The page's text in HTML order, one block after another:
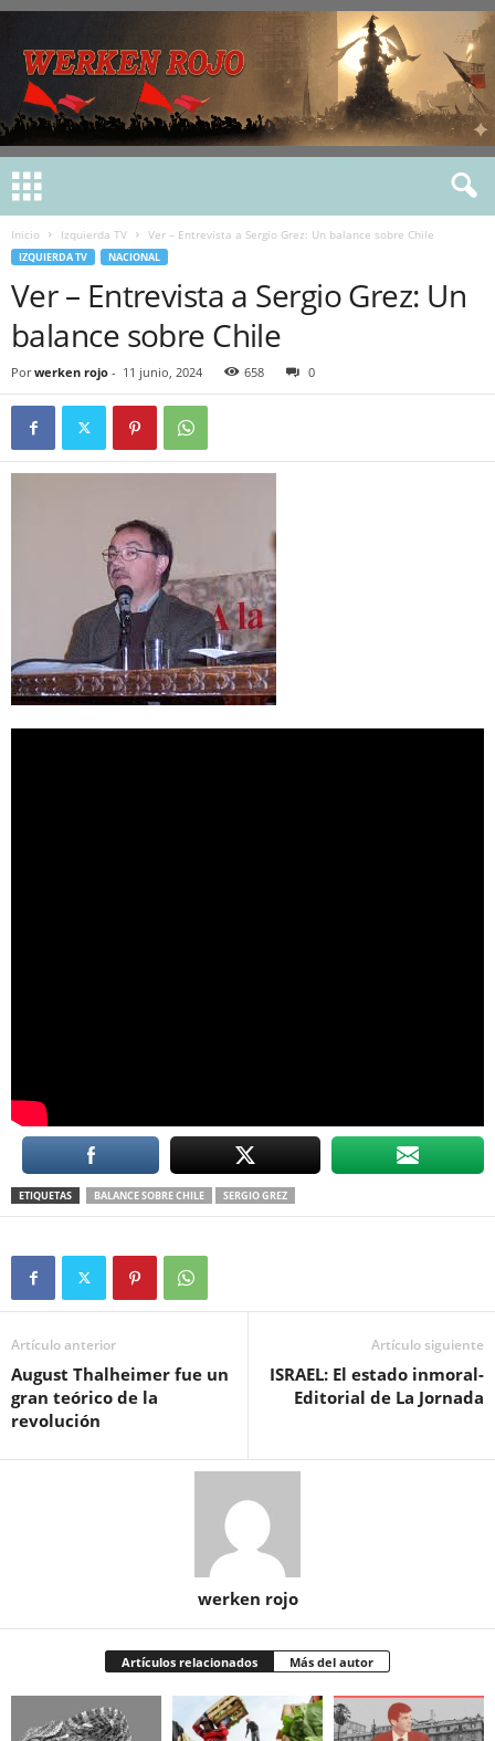
Inicio Izquierda TV Ver – Entrevista a Sergio Grez: Un balance sobre Chile
IZQUIERDA TV NACIONAL
Ver – Entrevista a Sergio Grez: Un
balance sobre Chile
Por werken rojo - 11 junio, 2024 658 0
ETIQUETAS BALANCE SOBRE CHILE SERGIO GREZ
Artículo anterior
August Thalheimer fue un
gran teórico de la
revolución
Artículo siguiente
ISRAEL: El estado inmoral-
Editorial de La Jornada
werken rojo
Artículos relacionados Más del autor